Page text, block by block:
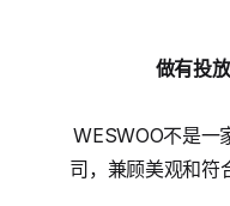
做有投
WESWOO不是一
司，兼顾美观和符